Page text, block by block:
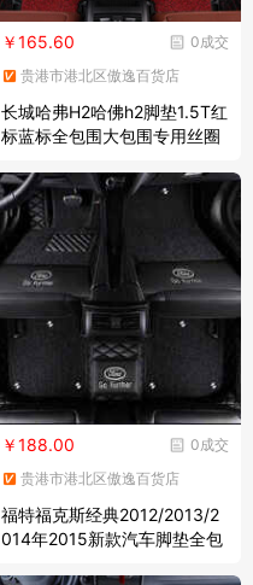
0成交
￥165.60
贵港市港北区傲逸百货店
长城哈弗H2哈佛h2脚垫1.5T红
标蓝标全包围大包围专用丝圈
+黑红丝圈
0成交
￥188.00
贵港市港北区傲逸百货店
福特福克斯经典2012/2013/2
014年2015新款汽车脚垫全包